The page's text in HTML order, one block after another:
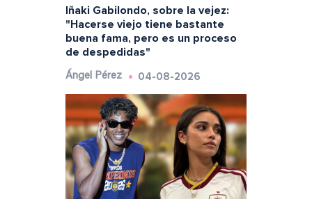
Iñaki Gabilondo, sobre la vejez:
"Hacerse viejo tiene bastante
buena fama, pero es un proceso
de despedidas"
Ángel Pérez 04-08-2026